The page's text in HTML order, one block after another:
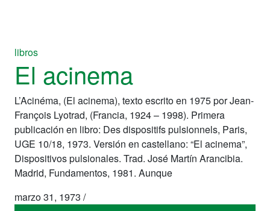
libros
El acinema
L’Acinéma, (El acinema), texto escrito en 1975 por Jean-
François Lyotrad, (Francia, 1924 – 1998). Primera
publicación en libro: Des dispositifs pulsionnels, Paris,
UGE 10/18, 1973. Versión en castellano: “El acinema”,
Dispositivos pulsionales. Trad. José Martín Arancibia.
Madrid, Fundamentos, 1981. Aunque
marzo 31, 1973 /